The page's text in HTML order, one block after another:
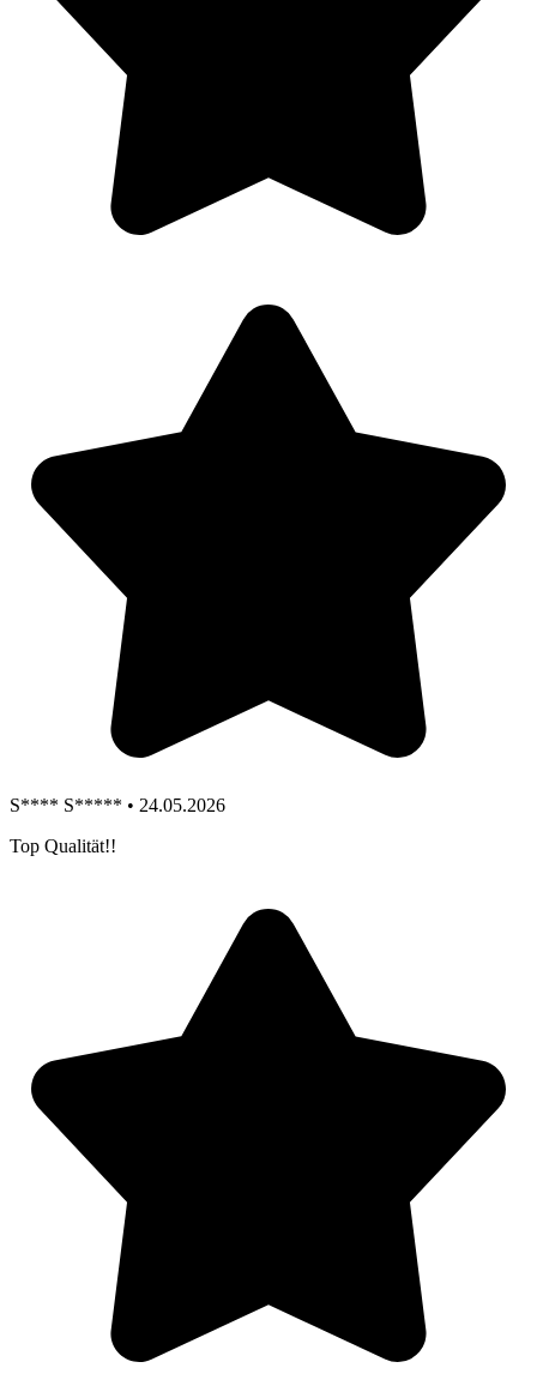
S**** S***** • 24.05.2026
Top Qualität!!